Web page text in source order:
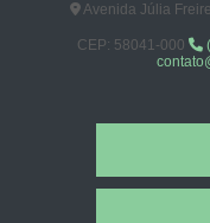
coworking compartilhado
advogado coworking orçar
coworkings compartilhados
coworking advocacia
Avenida Júlia
CEP: 58041-000